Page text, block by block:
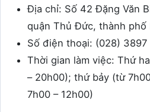
Địa chỉ: Số 42 Đặng Văn
quận Thủ Đức, thành phố
Số điện thoại: (028) 3897
Thời gian làm việc: Thứ
– 20h00); thứ bảy (từ
7h00 – 12h00)